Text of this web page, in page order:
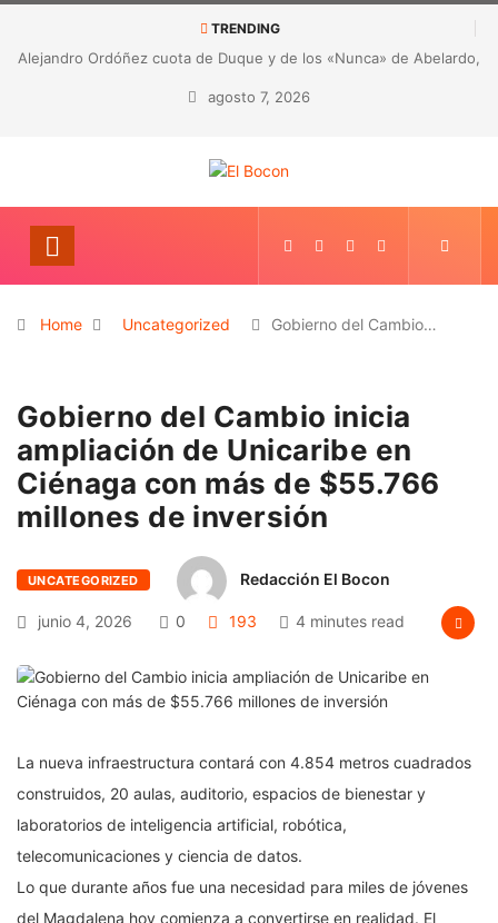
TRENDING
de Abelardo,
CORRUPCIÓN EN LA SALUD DE ANTIOQUIA:
hallazgos por presunta malversación de
agosto 7, 2026
Home Uncategorized Gobierno del Cambio…
Gobierno del Cambio inicia
ampliación de Unicaribe en
Ciénaga con más de $55.766
millones de inversión
UNCATEGORIZED Redacción El Bocon
junio 4, 2026 0 193 4 minutes read
La nueva infraestructura contará con 4.854 metros cuadrados
construidos, 20 aulas, auditorio, espacios de bienestar y
laboratorios de inteligencia artificial, robótica,
telecomunicaciones y ciencia de datos.
Lo que durante años fue una necesidad para miles de jóvenes
del Magdalena hoy comienza a convertirse en realidad. El